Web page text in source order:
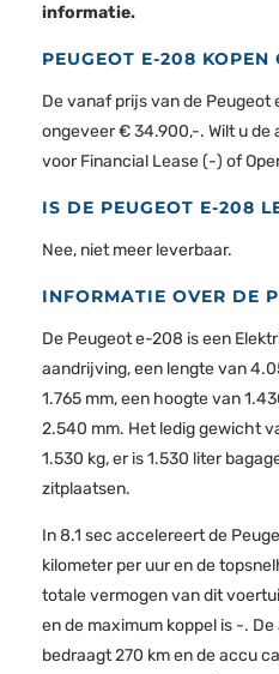
informatie.
PEUGEOT E-208 KOPEN
De vanaf prijs van de
ongeveer € 34.900,-. Wilt u de
voor Financial Lease (-) of
IS DE PEUGEOT E-208
Nee, niet meer leverbaar.
INFORMATIE OVER DE
De Peugeot e-208 is een
aandrijving, een lengte van
1.765 mm, een hoogte van
2.540 mm. Het ledig gewicht
1.530 kg, er is 1.530 liter
zitplaatsen.
In 8.1 sec accelereert de
kilometer per uur en de
totale vermogen van dit
en de maximum koppel is -.
bedraagt 270 km en de accu